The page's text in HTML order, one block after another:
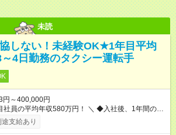
未読
しない！未経験OK★1年目平均
4日勤務のタクシー運転手
円～400,000円
平均年収580万円！ ＼ ◆入社後、1年間の給
！ ─────────────── 乗務にじっくりと慣れて
う、売上に関係なく給与を保証します。保証額以
支給あり